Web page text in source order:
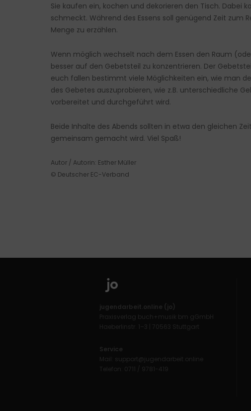
Sie kaufen ein, kochen und dekorieren den Tisch.
schmeckt. Während des Essens soll genügend Zeit zum
Menge zu erzählen.
Wenn möglich wechselt nach dem Essen den Raum
besser auf den Gebetsteil zu konzentrieren. Der
euch fallen bestimmt viele Möglichkeiten ein, wie man
des Gebetes auszuprobieren, wie z.B. unterschiedliche
vorbereitet und durchgeführt wird.
Beide Inhalte des Abends sollten in etwa den gleichen
gemeinsam gemacht wird. Viel Spaß!
Autor / Autorin: Esther Müller
© Deutscher EC-Verband
jugendarbeit.online (jo)
Praxisverlag buch+musik bm gGmbH
Haeberlinstr. 1–3 | 70563 Stuttgart
Service
Mail: support@jugendarbeit.online
Telefon: 0711 / 9781-419